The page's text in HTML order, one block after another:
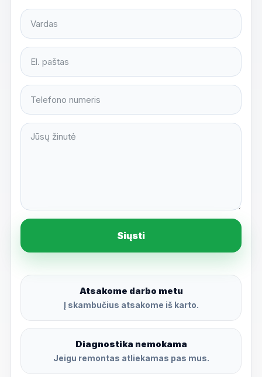
Siųsti
Atsakome darbo metu
Į skambučius atsakome iš karto.
Diagnostika nemokama
Jeigu remontas atliekamas pas mus.